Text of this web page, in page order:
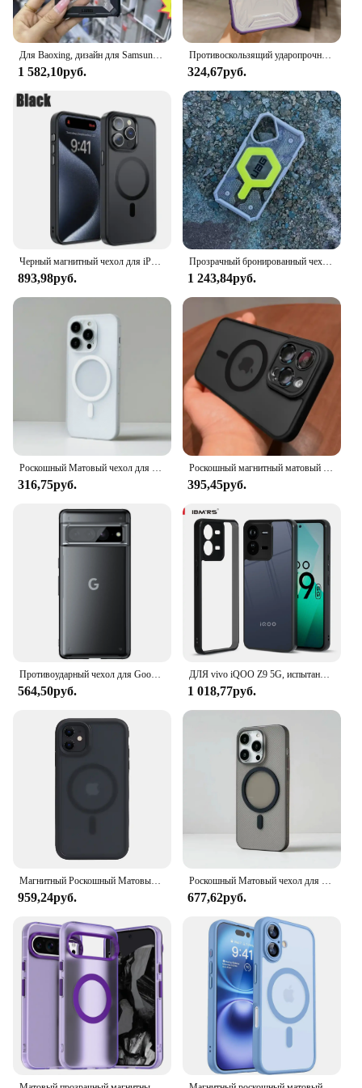
Для Baoxing, дизайн для Samsung Galaxy S24 Ultra, чехол Magsafe с зарядкой, прочный военный прозрачный защитный чехол с защитой от падения
1 582,10руб.
Противоскользящий ударопрочный чехол для iPhone 16 15 14 Plus 13 12 11 Pro Max XR
324,67руб.
Черный магнитный чехол для iPhone 15 Pro Max, совместимый с Magsafe чехол, защита военного класса, прозрачный матовый чехол для iPhone 14 13
893,98руб.
Прозрачный бронированный чехол для iPhone 16 Pro Max 15 14 13, роскошный военный чехол Magsafe с защитой от падения, магнитный чехол для беспроводной зарядки
1 243,84руб.
316,75руб. 395,45руб.
564,50руб.
ДЛЯ vivo iQOO Z9 5G, испытано на падение в Военном Стиле, ударопрочный матовый полупрозрачный жесткий задний тонкий защитный чехол. Черный камуфляж
1 018,77руб.
959,24руб. 677,62руб.